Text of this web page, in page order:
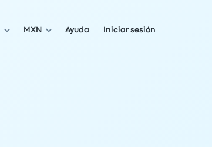
MXN Ayuda Iniciar sesión